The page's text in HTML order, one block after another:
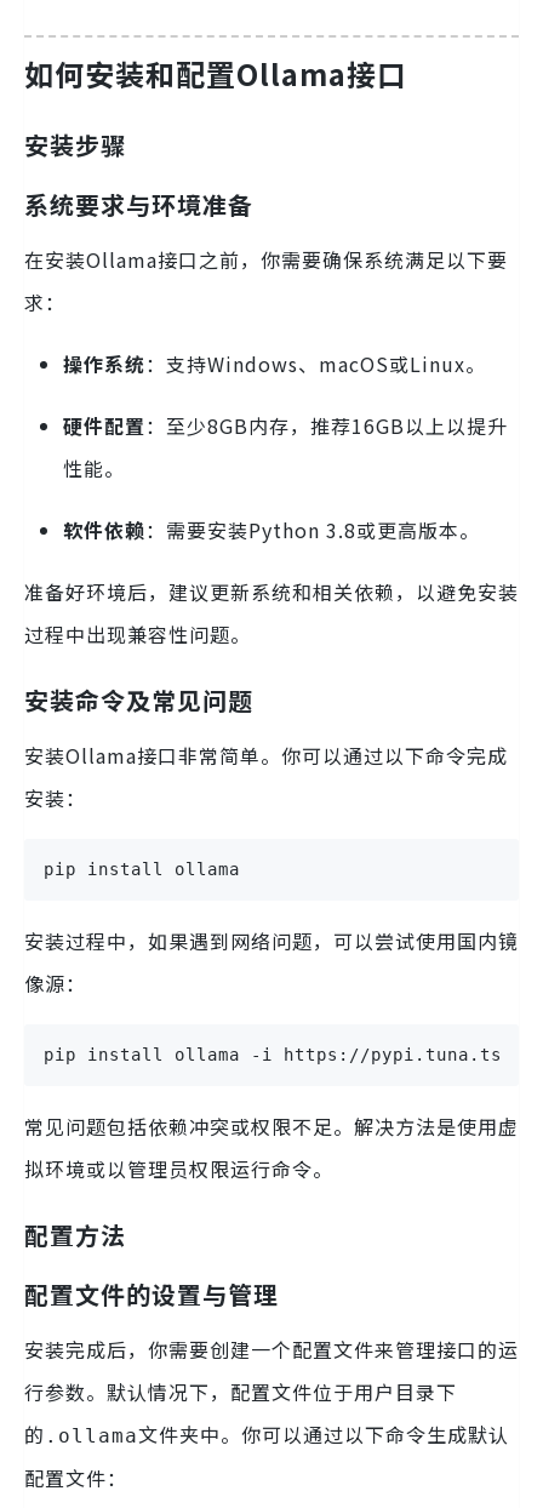
如何安装和配置Ollama接口
安装步骤
系统要求与环境准备
在安装Ollama接口之前，你需要确保系统满足以下要
求：
操作系统：支持Windows、macOS或Linux。
硬件配置：至少8GB内存，推荐16GB以上以提升
性能。
软件依赖：需要安装Python 3.8或更高版本。
准备好环境后，建议更新系统和相关依赖，以避免安装
过程中出现兼容性问题。
安装命令及常见问题
安装Ollama接口非常简单。你可以通过以下命令完成
安装：
pip install ollama
安装过程中，如果遇到网络问题，可以尝试使用国内镜
像源：
pip install ollama -i https://
常见问题包括依赖冲突或权限不足。解决方法是使用虚
拟环境或以管理员权限运行命令。
配置方法
配置文件的设置与管理
安装完成后，你需要创建一个配置文件来管理接口的运
行参数。默认情况下，配置文件位于用户目录下
的 .ollama文件夹中。你可以通过以下命令生成默认
配置文件：